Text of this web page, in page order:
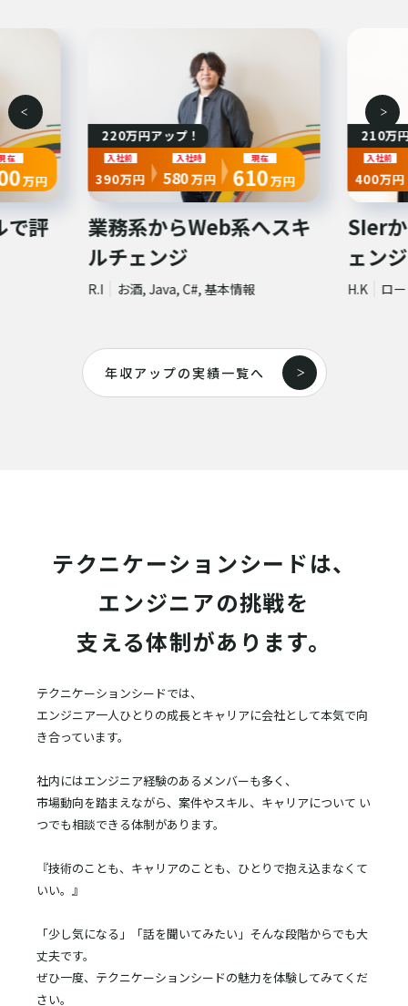
現在
610
系へスキ
210万円アップ！
入社前
400万円
入社時
580万円
現在
610
SIerから転職でスキルチ
ェンジに成功
H.K
ロードバイク, C#, Python,
年収アップの実績一覧へ
テクニケーションシードは、
エンジニアの挑戦を
支える体制があります。
テクニケーションシードでは、
エンジニア一人ひとりの成長とキャリアに会社として本気で向
き合っています。
社内にはエンジニア経験のあるメンバーも多く、
市場動向を踏まえながら、案件やスキル、キャリアについて い
つでも相談できる体制があります。
『技術のことも、キャリアのことも、ひとりで抱え込まなくて
いい。』
「少し気になる」「話を聞いてみたい」そんな段階からでも大
丈夫です。
ぜひ一度、テクニケーションシードの魅力を体験してみてくだ
さい。